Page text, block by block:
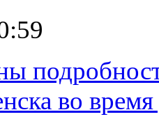
во время